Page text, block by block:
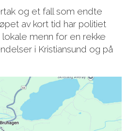
og et fall som endte
av kort tid har politiet
menn for en rekke
i Kristiansund og på